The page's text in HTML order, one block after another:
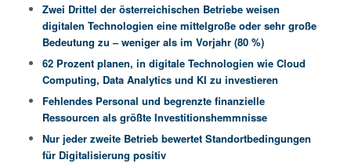
Zwei Drittel der österreichischen Betriebe weisen
digitalen Technologien eine mittelgroße oder sehr große
Bedeutung zu – weniger als im Vorjahr (80 %)
62 Prozent planen, in digitale Technologien wie Cloud
Computing, Data Analytics und KI zu investieren
Fehlendes Personal und begrenzte finanzielle
Ressourcen als größte Investitionshemmnisse
Nur jeder zweite Betrieb bewertet Standortbedingungen
für Digitalisierung positiv